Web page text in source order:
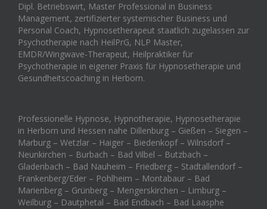
Dipl. Betriebswirt, Master Professional in Business
Management, zertifizierter systemischer Business und
Personal Coach, Hypnosetherapeut staatlich zugelassen zur
Psychotherapie nach HeilPrG, NLP Master,
EMDR/Wingwave-Therapeut, Heilpraktiker für
Psychotherapie in eigener Praxis für Hypnosetherapie und
Gesundheitscoaching in Herborn.
Professionelle Hypnose, Hypnotherapie, Hypnosetherapie
in Herborn und Hessen nahe Dillenburg – Gießen – Siegen –
Marburg – Wetzlar – Haiger – Biedenkopf – Wilnsdorf –
Neunkirchen – Burbach – Bad Vilbel – Butzbach –
Gladenbach – Bad Nauheim – Friedberg – Stadtallendorf –
Frankenberg/Eder – Pohlheim – Montabaur – Bad
Marienberg – Grünberg – Mengerskirchen – Limburg –
Weilburg – Dautphetal – Bad Endbach – Bad Laasphe